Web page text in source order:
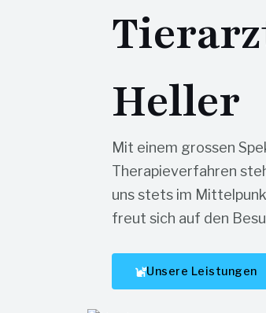
Heller
Mit einem grossen
Therapieverfahren
uns stets im
freut sich auf den
Unsere Leistungen